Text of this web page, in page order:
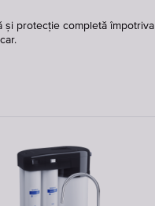
și protecție completă împotriva